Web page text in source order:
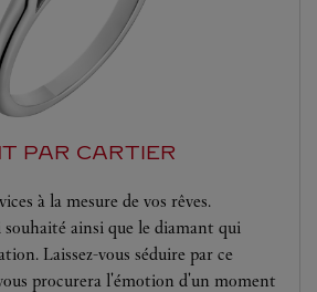
PAR CARTIER
à la mesure de vos rêves.
ainsi que le diamant qui
Laissez-vous séduire par ce
procurera l'émotion d'un moment